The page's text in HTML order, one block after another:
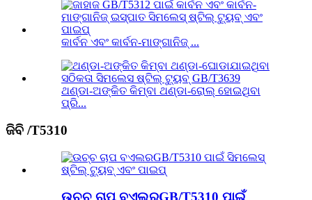
କାର୍ବନ ଏବଂ କାର୍ବନ-ମାଙ୍ଗାନିଜ୍ ...
ଥଣ୍ଡା-ଅଙ୍କିତ କିମ୍ବା ଥଣ୍ଡା-ରୋଲ୍ ହୋଇଥିବା
ପ୍ରି...
ଜିବି /T5310
ଉଚ୍ଚ ଚାପ ବଏଲରGB/T5310 ପାଇଁ